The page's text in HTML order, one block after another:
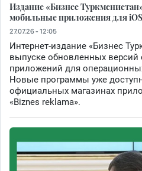
Издание «Бизнес
мобильные приложения для
27.07.26 - 12:05
Интернет-издание «Бизнес
выпуске обновленных
приложений для
Новые программы уже
официальных магазинах
«Biznes reklama».